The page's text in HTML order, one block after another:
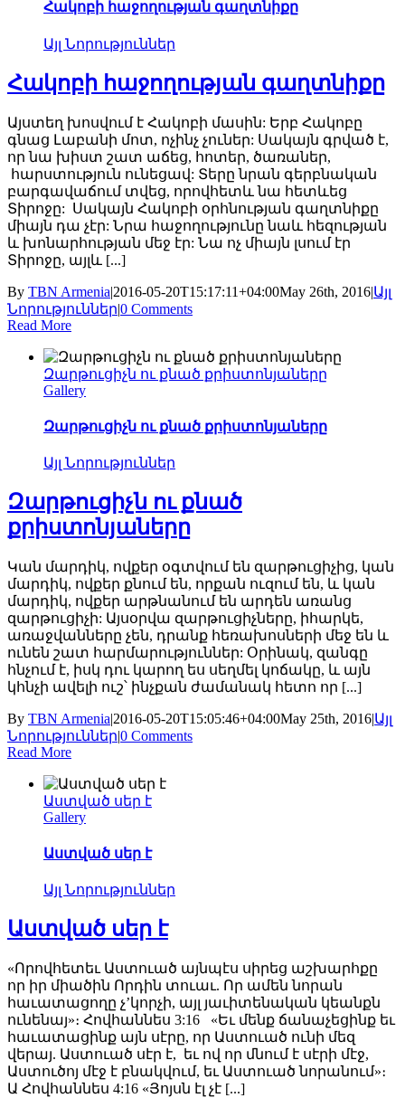
Հակոբի հաջողության գաղտնիքը
Այլ Նորություններ
Հակոբի հաջողության գաղտնիքը
Այստեղ խոսվում է Հակոբի մասին: Երբ Հակոբը
գնաց Լաբանի մոտ, ոչինչ չուներ: Սակայն գրված է,
որ նա խիստ շատ աճեց, հոտեր, ծառաներ,
հարստություն ունեցավ: Տերը նրան գերբնական
բարգավաճում տվեց, որովհետև նա հետևեց
Տիրոջը: Սակայն Հակոբի օրհնության գաղտնիքը
միայն դա չէր: Նրա հաջողությունը նաև հեզության
և խոնարհության մեջ էր: Նա ոչ միայն լսում էր
Տիրոջը, այլև [...]
By TBN Armenia|2016-05-20T15:17:11+04:00May 26th, 2016|Այլ
Նորություններ|0 Comments
Read More
Զարթուցիչն ու քնած քրիստոնյաները
Gallery
Զարթուցիչն ու քնած քրիստոնյաները
Այլ Նորություններ
Զարթուցիչն ու քնած
քրիստոնյաները
Կան մարդիկ, ովքեր օգտվում են զարթուցիչից, կան
մարդիկ, ովքեր քնում են, որքան ուզում են, և կան
մարդիկ, ովքեր արթնանում են արդեն առանց
զարթուցիչի: Այսօրվա զարթուցիչները, իհարկե,
առաջվանները չեն, դրանք հեռախոսների մեջ են և
ունեն շատ հարմարություններ: Օրինակ, զանգը
հնչում է, իսկ դու կարող ես սեղմել կոճակը, և այն
կհնչի ավելի ուշ՝ ինչքան ժամանակ հետո որ [...]
By TBN Armenia|2016-05-20T15:05:46+04:00May 25th, 2016|Այլ
Նորություններ|0 Comments
Read More
Աստված սեր է
Gallery
Աստված սեր է
Այլ Նորություններ
Աստված սեր է
«Որովհետեւ Աստուած այնպէս սիրեց աշխարհքը
որ իր միածին Որդին տուաւ. Որ ամեն նորան
հաւատացողը չ’կորչի, այլ յաւիտենական կեանքն
ունենայ»։ Հովհաննես 3:16 «Եւ մենք ճանաչեցինք եւ
հաւատացինք այն սէրը, որ Աստուած ունի մեզ
վերայ. Աստուած սէր է, եւ ով որ մնում է սէրի մէջ,
Աստուծոյ մէջ է բնակվում, եւ Աստուած նորանում»։
Ա Հովհաննես 4:16 «Յոյսն էլ չէ [...]